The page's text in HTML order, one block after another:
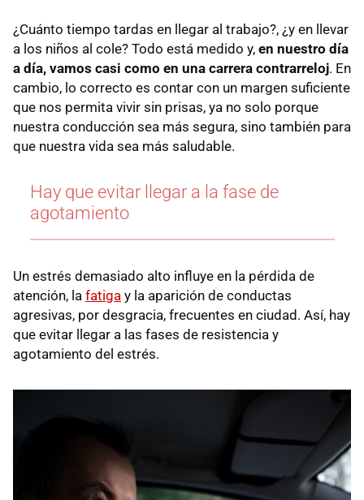
¿Cuánto tiempo tardas en llegar al trabajo?, ¿y en llevar
a los niños al cole? Todo está medido y, en nuestro día
a día, vamos casi como en una carrera contrarreloj. En
cambio, lo correcto es contar con un margen suficiente
que nos permita vivir sin prisas, ya no solo porque
nuestra conducción sea más segura, sino también para
que nuestra vida sea más saludable.
Hay que evitar llegar a la fase de
agotamiento
Un estrés demasiado alto influye en la pérdida de
atención, la fatiga y la aparición de conductas
agresivas, por desgracia, frecuentes en ciudad. Así, hay
que evitar llegar a las fases de resistencia y
agotamiento del estrés.